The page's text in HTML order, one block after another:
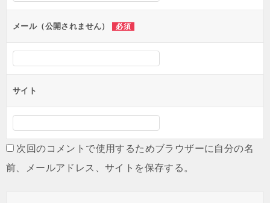
ンメール（公開されません） 必須
サイト
次回のコメントで使用するためブラウザーに自分の名
前、メールアドレス、サイトを保存する。